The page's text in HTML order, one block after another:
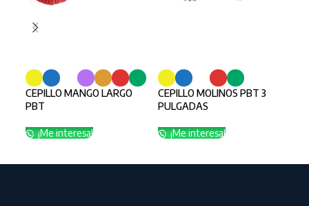
CEPILLO MANGO LARGO
PBT
¡Me interesa!
CEPILLO MOLINOS PBT 3
PULGADAS
¡Me interesa!